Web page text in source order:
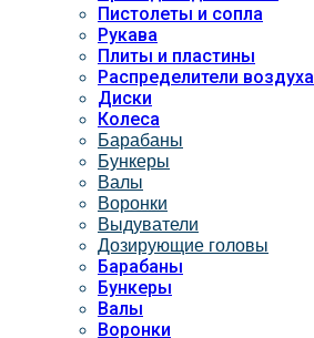
Пистолеты и сопла
Рукава
Плиты и пластины
Распределители воздуха
Диски
Колеса
Барабаны
Бункеры
Валы
Воронки
Выдуватели
Дозирующие головы
Барабаны
Бункеры
Валы
Воронки